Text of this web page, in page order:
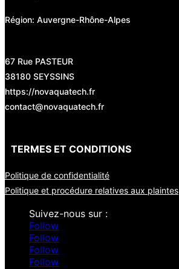
Région: Auvergne-Rhône-Alpes
67 Rue PASTEUR
38180 SEYSSINS
https://novaquatech.fr
contact@novaquatech.fr
TERMES ET CONDITIONS
Politique de confidentialité
Politique et procédure relatives aux plaintes
Follow
Follow
Follow
Follow